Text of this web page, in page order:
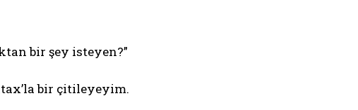
bir şey isteyen?”
bir çitileyeyim.